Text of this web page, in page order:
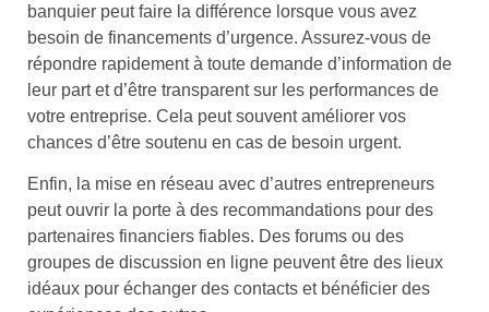
banquier peut faire la différence lorsque vous avez
besoin de financements d’urgence. Assurez-vous de
répondre rapidement à toute demande d’information de
leur part et d’être transparent sur les performances de
votre entreprise. Cela peut souvent améliorer vos
chances d’être soutenu en cas de besoin urgent.
Enfin, la mise en réseau avec d’autres entrepreneurs
peut ouvrir la porte à des recommandations pour des
partenaires financiers fiables. Des forums ou des
groupes de discussion en ligne peuvent être des lieux
idéaux pour échanger des contacts et bénéficier des